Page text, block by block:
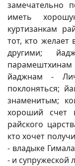
замечательно
иметь
куртизанкам
тот, кто желает
другими;
йаджнам -
поклоняться;
знаменитым;
хороший счет
райского
кто хочет
- владыке
- и супружеской